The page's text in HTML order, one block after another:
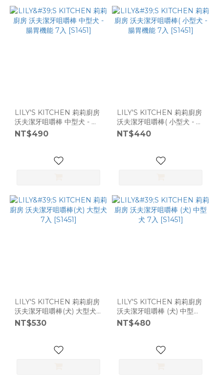
LILY'S KITCHEN 莉莉廚房
沃夫潔牙咀嚼棒 中型犬 - 腸
胃機能 7入 [S1451]
NT$490
LILY'S KITCHEN 莉莉廚房
沃夫潔牙咀嚼棒( 小型犬 - 腸
胃機能 7入 [S1451]
NT$440
LILY'S KITCHEN 莉莉廚房
沃夫潔牙咀嚼棒(犬) 大型犬
7入 [S1451]
NT$530
LILY'S KITCHEN 莉莉廚房
沃夫潔牙咀嚼棒 (犬) 中型犬
7入 [S1451]
NT$480